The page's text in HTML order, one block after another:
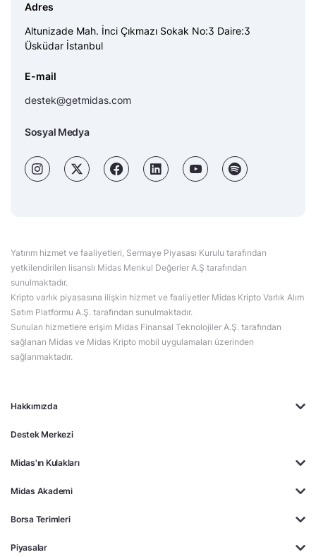
Hakkımızda
Destek Merkezi
Midas'ın Kulakları
Midas Akademi
Borsa Terimleri
Piyasalar
Adres
Altunizade Mah. İnci Çıkmazı Sokak No:3 Daire:3
Üsküdar İstanbul
E-mail
destek@getmidas.com
Sosyal Medya
Yatırım hizmet ve faaliyetleri, Sermaye Piyasası Kurulu tarafından
yetkilendirilen lisanslı Midas Menkul Değerler A.Ş tarafından
sunulmaktadır.
Kripto varlık piyasasına ilişkin hizmet ve faaliyetler Midas Kripto Varlık Alım
Satım Platformu A.Ş. tarafından sunulmaktadır.
Sunulan hizmetlere erişim Midas Finansal Teknolojiler A.Ş. tarafından
sağlanan Midas ve Midas Kripto mobil uygulamaları üzerinden
sağlanmaktadır.